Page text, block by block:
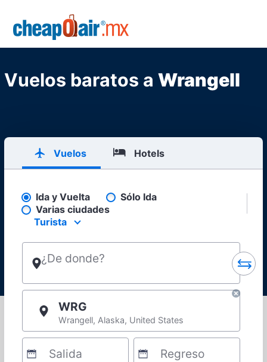
Skip to main content
Vuelos baratos a Wrangell
Vuelos Hotels
Pick your flight type
Ida y Vuelta
Sólo Ida
Varias ciudades
Select your preferred seating class.
Turista
¿De donde?
WRG
Wrangell, Alaska, United States
Salida Regreso